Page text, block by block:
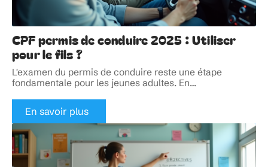
CPF permis de conduire 2025 : Utiliser
pour le fils ?
L'examen du permis de conduire reste une étape
fondamentale pour les jeunes adultes. En…
En savoir plus